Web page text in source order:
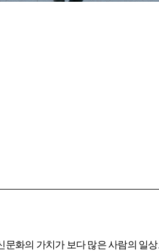
문화의 가치가 보다 많은 사람의 일